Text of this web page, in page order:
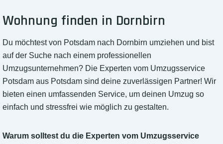
Wohnung finden in Dornbirn
Du möchtest von Potsdam nach Dornbirn umziehen und bist
auf der Suche nach einem professionellen
Umzugsunternehmen? Die Experten vom Umzugsservice
Potsdam aus Potsdam sind deine zuverlässigen Partner! Wir
bieten einen umfassenden Service, um deinen Umzug so
einfach und stressfrei wie möglich zu gestalten.
Warum solltest du die Experten vom Umzugsservice